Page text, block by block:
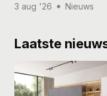
3 aug '26 Nieuws
Laatste